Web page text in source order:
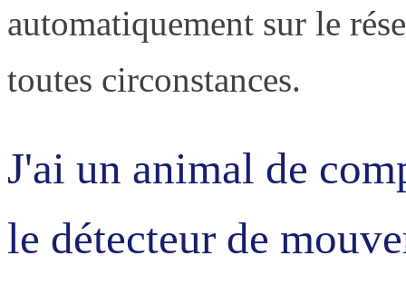
automatiquement sur le
toutes circonstances.
J'ai un animal de
le détecteur de